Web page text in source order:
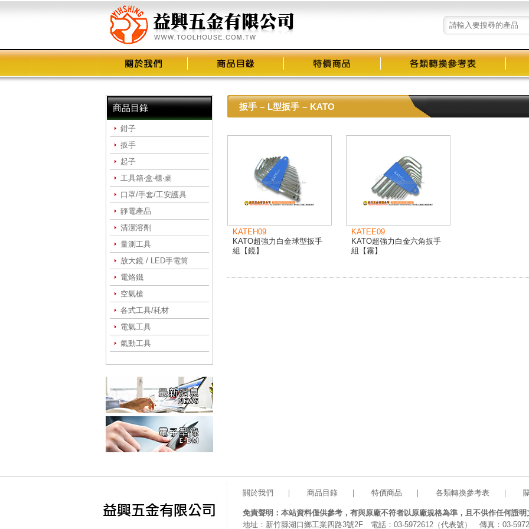
商品目錄
鉗子
扳手
起子
工具箱‧盒‧櫃‧桌
口罩/手套/工安護具
靜電產品
清潔溶劑
量測工具
放大鏡 / LED手電筒
電烙鐵
空氣槍
各式工具/耗材
電氣工具
氣動工具
扳手 – L型扳手 – KATO
KATEH09
KATO超強力白金球型扳手
組【鏡】
KATEE09
KATO超強力白金六角扳手
組【霧】
關於我們 ｜ 商品目錄 ｜ 特價商品 ｜ 各類轉換參考表 ｜
免責聲明：本站資料僅供參考，有與原廠不符者以原廠規格為準，且不供作任何證明
地址：新竹縣湖口鄉工業四路3號2F 電話：03-5972612（代表號） 傳真：03-